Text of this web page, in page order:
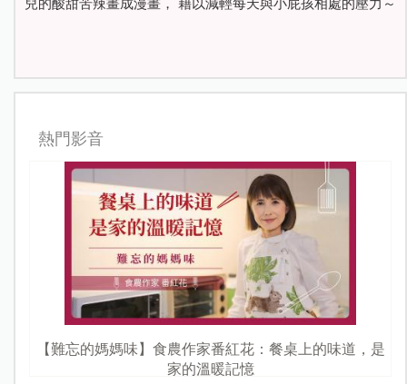
兒的酸甜苦辣畫成漫畫， 藉以減輕每天與小屁孩相處的壓力～
熱門影音
【難忘的媽媽味】食農作家番紅花：餐桌上的味道，是
家的溫暖記憶